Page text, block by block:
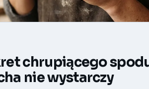
chrupiącego
nie wystarczy